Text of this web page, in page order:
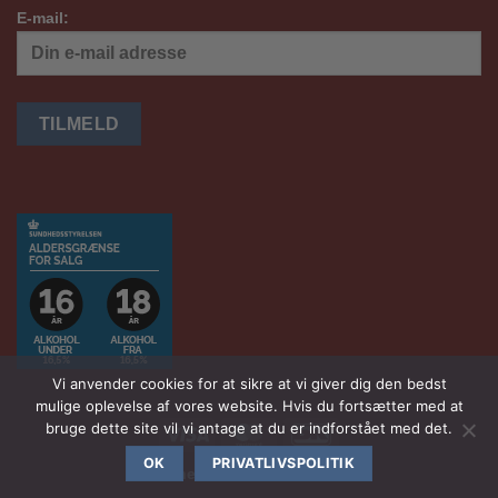
E-mail:
Visa MasterCardDanKort
Havnensvinotek.dk2026 ©
Vi anvender cookies for at sikre at vi giver dig den bedst
mulige oplevelse af vores website. Hvis du fortsætter med at
bruge dette site vil vi antage at du er indforstået med det.
OK PRIVATLIVSPOLITIK